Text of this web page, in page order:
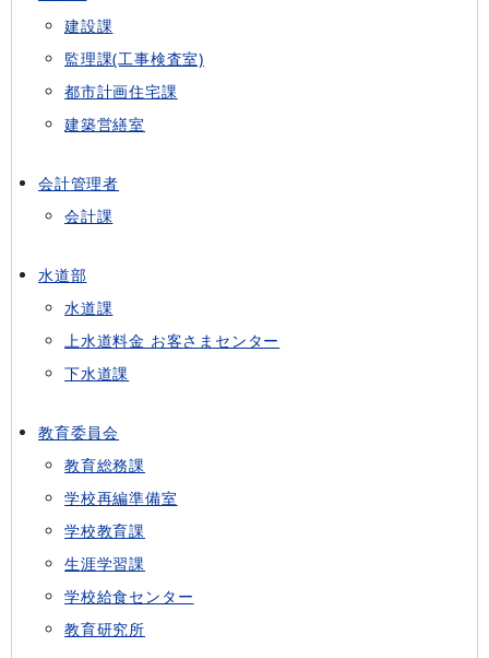
建設課
監理課(工事検査室)
都市計画住宅課
建築営繕室
会計管理者
会計課
水道部
水道課
上水道料金 お客さまセンター
下水道課
教育委員会
教育総務課
学校再編準備室
学校教育課
生涯学習課
学校給食センター
教育研究所